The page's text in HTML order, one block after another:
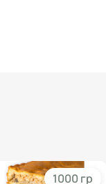
1000 гр